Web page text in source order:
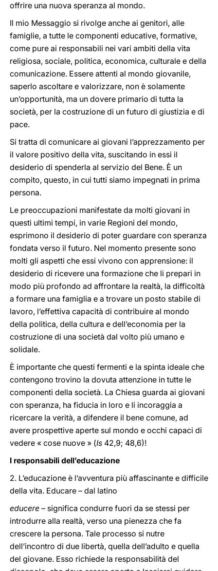
offrire una nuova speranza al mondo.
Il mio Messaggio si rivolge anche ai genitori, alle
famiglie, a tutte le componenti educative, formative,
come pure ai responsabili nei vari ambiti della vita
religiosa, sociale, politica, economica, culturale e della
comunicazione. Essere attenti al mondo giovanile,
saperlo ascoltare e valorizzare, non è solamente
un’opportunità, ma un dovere primario di tutta la
società, per la costruzione di un futuro di giustizia e di
pace.
Si tratta di comunicare ai giovani l’apprezzamento per
il valore positivo della vita, suscitando in essi il
desiderio di spenderla al servizio del Bene. È un
compito, questo, in cui tutti siamo impegnati in prima
persona.
Le preoccupazioni manifestate da molti giovani in
questi ultimi tempi, in varie Regioni del mondo,
esprimono il desiderio di poter guardare con speranza
fondata verso il futuro. Nel momento presente sono
molti gli aspetti che essi vivono con apprensione: il
desiderio di ricevere una formazione che li prepari in
modo più profondo ad affrontare la realtà, la difficoltà
a formare una famiglia e a trovare un posto stabile di
lavoro, l’effettiva capacità di contribuire al mondo
della politica, della cultura e dell’economia per la
costruzione di una società dal volto più umano e
solidale.
È importante che questi fermenti e la spinta ideale che
contengono trovino la dovuta attenzione in tutte le
componenti della società. La Chiesa guarda ai giovani
con speranza, ha fiducia in loro e li incoraggia a
ricercare la verità, a difendere il bene comune, ad
avere prospettive aperte sul mondo e occhi capaci di
vedere « cose nuove » (Is 42,9; 48,6)!
I responsabili dell’educazione
2. L’educazione è l’avventura più affascinante e difficile
della vita. Educare – dal latino
educere – significa condurre fuori da se stessi per
introdurre alla realtà, verso una pienezza che fa
crescere la persona. Tale processo si nutre
dell’incontro di due libertà, quella dell’adulto e quella
del giovane. Esso richiede la responsabilità del